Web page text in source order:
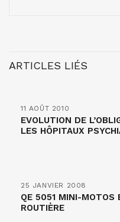
ARTICLES LIÉS
11 AOÛT 2010
EVOLUTION DE
LES HÔPITAUX
25 JANVIER 2008
QE 5051 MINI-MOTOS
ROUTIÈRE